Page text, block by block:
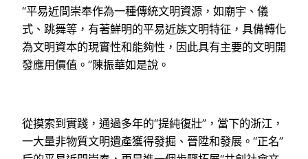
“平易近間崇奉作為一種傳統文明資源，如廟宇、儀
式、跳舞等，有著鮮明的平易近族文明特征，具備轉化
為文明資本的現實性和能夠性，因此具有主要的文明開
發應用價值。”陳振華如是說。
從摸索到實踐，通過多年的“提純復壯”，當下的浙江，
一大量非物質文明遺產獲得發掘、晉陞和發展。“正名”